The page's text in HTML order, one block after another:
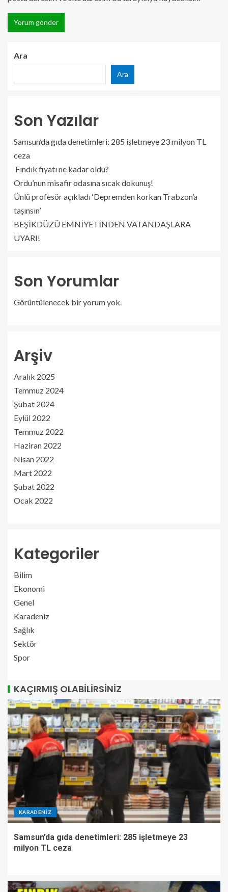
Ara
Ara
Son Yazılar
Samsun’da gıda denetimleri: 285 işletmeye 23 milyon TL
ceza
Fındık fiyatı ne kadar oldu?
Ordu’nun misafir odasına sıcak dokunuş!
Ünlü profesör açıkladı ‘Depremden korkan Trabzon’a
taşınsın’
BEŞİKDÜZÜ EMNİYETİNDEN VATANDAŞLARA
UYARI!
Son Yorumlar
Görüntülenecek bir yorum yok.
Arşiv
Aralık 2025
Temmuz 2024
Şubat 2024
Eylül 2022
Temmuz 2022
Haziran 2022
Nisan 2022
Mart 2022
Şubat 2022
Ocak 2022
Kategoriler
Bilim
Ekonomi
Genel
Karadeniz
Sağlık
Sektör
Spor
KAÇIRMIŞ OLABILIRSINIZ
KARADENIZ
Samsun’da gıda denetimleri: 285 işletmeye 23
milyon TL ceza